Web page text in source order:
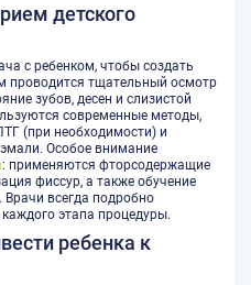
детского
с ребенком, чтобы создать
проводится тщательный осмотр
зубов, десен и слизистой
современные методы,
(при необходимости) и
Особое внимание
: применяются фторсодержащие
фиссур, а также обучение
Врачи всегда подробно
этапа процедуры.
ребенка к